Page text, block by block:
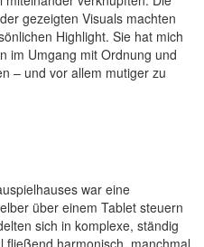
gezeigten Visuals machten
Highlight. Sie hat mich
im Umgang mit Ordnung und
– und vor allem mutiger zu
war eine
über einem Tablet steuern
sich in komplexe, ständig